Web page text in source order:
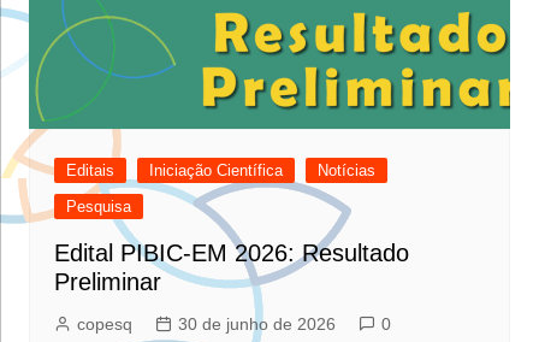
Editais Iniciação Científica
Notícias
Pesquisa
Edital PIBIC-EM 2026: Resultado
Preliminar
copesq 30 de junho de 2026 0